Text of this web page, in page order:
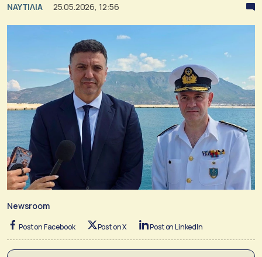
ΝΑΥΤΙΛΙΑ 25.05.2026, 12:56
Newsroom
Post on Facebook Post on X Post on LinkedIn